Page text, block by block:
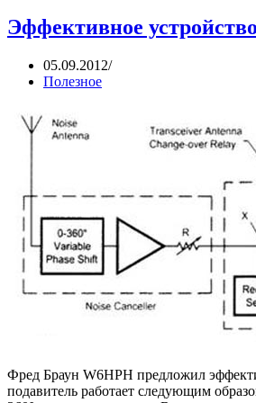
Эффективное
05.09.2012
Полезное
Фред Браун W6HPH предложил
подавитель работает следующим